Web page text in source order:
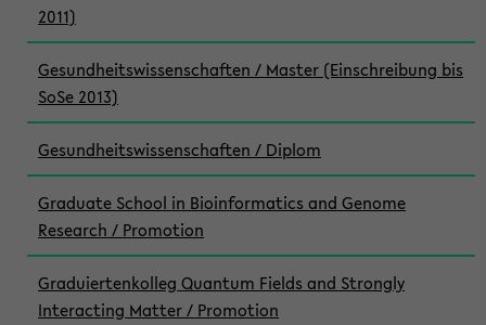
2011)
Gesundheitswissenschaften / Master (Einschreibung bis
SoSe 2013)
Gesundheitswissenschaften / Diplom
Graduate School in Bioinformatics and Genome
Research / Promotion
Graduiertenkolleg Quantum Fields and Strongly
Interacting Matter / Promotion